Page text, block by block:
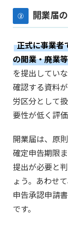
② 開業届
正式に事業者
の開業・廃業
を提出してい
確認する資料
労区分として
要性が低く評
開業届は、原
確定申告期限
提出が必要と
ょう。あわせ
申告承認申請
です。